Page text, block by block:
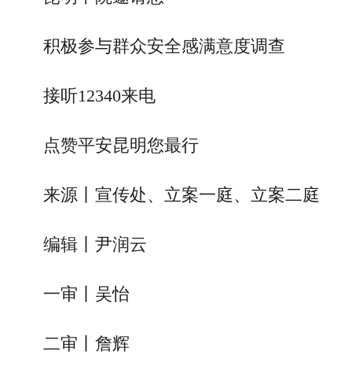
积极参与群众安全感满意度调查
接听12340来电
点赞平安昆明您最行
来源丨宣传处、立案一庭、立案二庭
编辑丨尹润云
一审丨吴怡
二审丨詹辉